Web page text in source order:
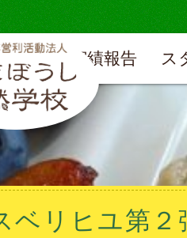
実績報告 ス
リヒユ第２